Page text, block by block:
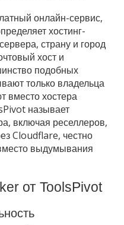
онлайн-сервис,
хостинг-
страну и город
хост и
подобных
только владельца
вместо хостера
называет
включая реселлеров,
Cloudflare, честно
выдумывания
от ToolsPivot